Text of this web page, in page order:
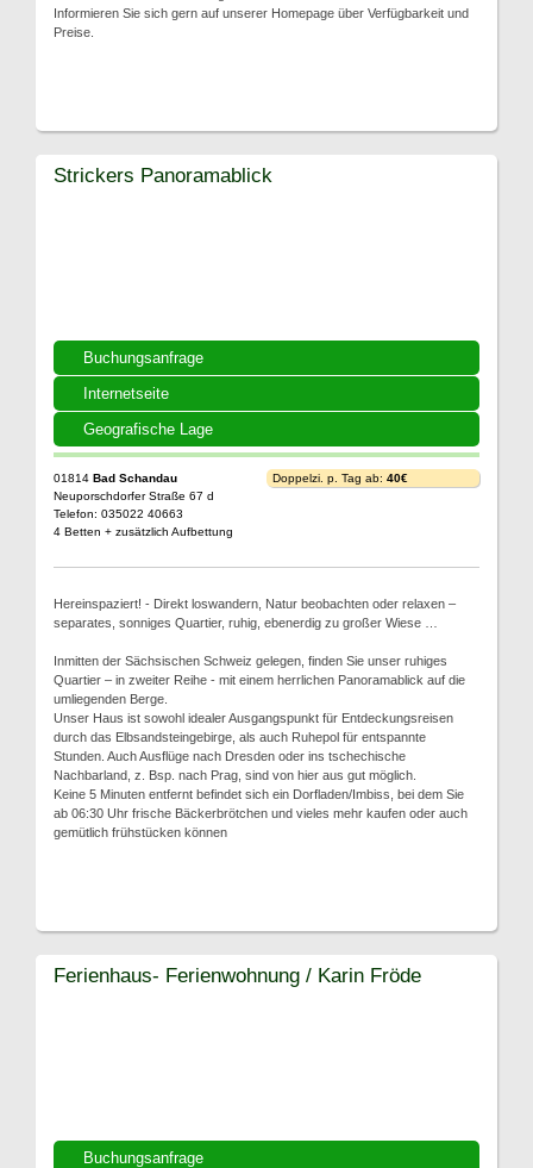
Informieren Sie sich gern auf unserer Homepage über Verfügbarkeit und
Preise.
Buchungsanfrage
Internetseite
Geografische Lage
Strickers Panoramablick
01814 Bad Schandau
Neuporschdorfer Straße 67 d
Telefon: 035022 40663
4 Betten + zusätzlich Aufbettung
Doppelzi. p. Tag ab: 40€
Hereinspaziert! - Direkt loswandern, Natur beobachten oder relaxen –
separates, sonniges Quartier, ruhig, ebenerdig zu großer Wiese …
Inmitten der Sächsischen Schweiz gelegen, finden Sie unser ruhiges
Quartier – in zweiter Reihe - mit einem herrlichen Panoramablick auf die
umliegenden Berge.
Unser Haus ist sowohl idealer Ausgangspunkt für Entdeckungsreisen
durch das Elbsandsteingebirge, als auch Ruhepol für entspannte
Stunden. Auch Ausflüge nach Dresden oder ins tschechische
Nachbarland, z. Bsp. nach Prag, sind von hier aus gut möglich.
Keine 5 Minuten entfernt befindet sich ein Dorfladen/Imbiss, bei dem Sie
ab 06:30 Uhr frische Bäckerbrötchen und vieles mehr kaufen oder auch
gemütlich frühstücken können
Buchungsanfrage
Ferienhaus- Ferienwohnung / Karin Fröde